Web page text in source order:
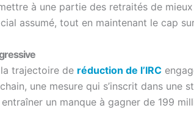
à une partie des retraités de
assumé, tout en maintenant le cap
trajectoire de réduction de l’IRC
une mesure qui s’inscrit dans
un manque à gagner de 199